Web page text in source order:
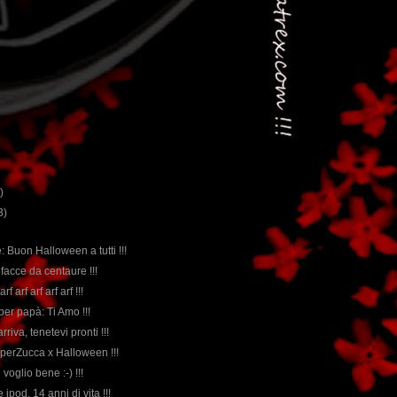
Buon Halloween a tutti !!!
da centaure !!!
arf arf arf arf !!!
papà: Ti Amo !!!
tenetevi pronti !!!
x Halloween !!!
voglio bene :-) !!!
ipod, 14 anni di vita !!!